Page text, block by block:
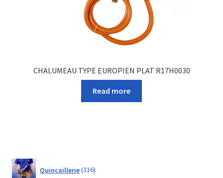
CHALUMEAU TYPE EUROPIEN PLAT R17H0030
Read more
Quincaillerie 316products